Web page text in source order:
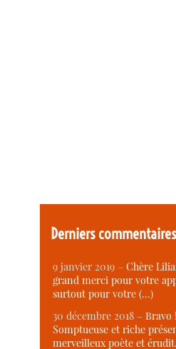
Derniers commentaires
9 janvier 2019 –Chère
grand merci pour votre
surtout pour votre (…)
30 décembre 2018 –Bravo !
Somptueuse et riche
merveilleux poète et